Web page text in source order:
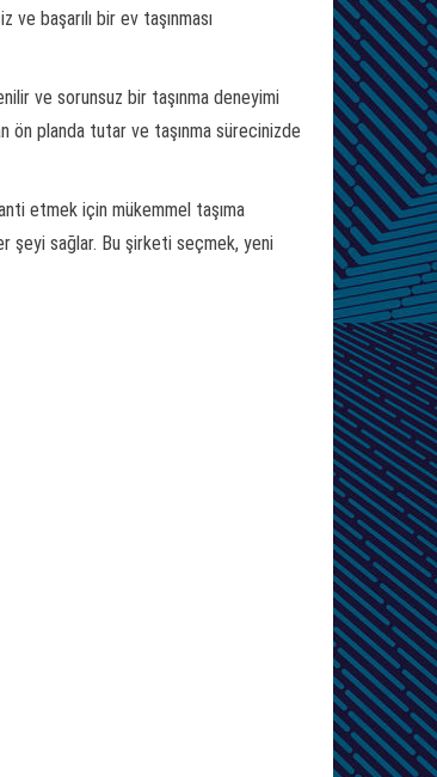
başarılı bir ev taşınması
ve sorunsuz bir taşınma deneyimi
ön planda tutar ve taşınma sürecinizde
etmek için mükemmel taşıma
şeyi sağlar. Bu şirketi seçmek, yeni